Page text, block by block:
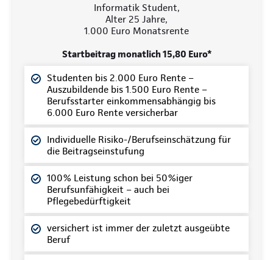
Informatik Student,
Alter 25 Jahre,
1.000 Euro Monatsrente
Startbeitrag monatlich 15,80 Euro*
Studenten bis 2.000 Euro Rente –
Auszubildende bis 1.500 Euro Rente –
Berufsstarter einkommensabhängig bis
6.000 Euro Rente versicherbar
Individuelle Risiko-/Berufseinschätzung für
die Beitragseinstufung
100% Leistung schon bei 50%iger
Berufsunfähigkeit – auch bei
Pflegebedürftigkeit
versichert ist immer der zuletzt ausgeübte
Beruf